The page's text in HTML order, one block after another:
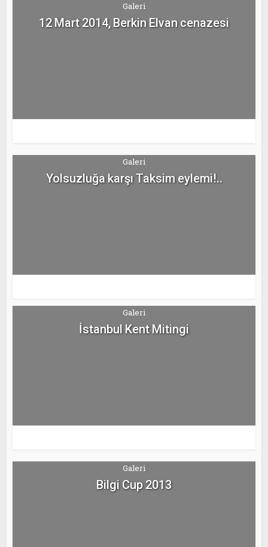
Galeri
12 Mart 2014, Berkin Elvan cenazesi
Galeri
Yolsuzluğa karşı Taksim eylemi!..
Galeri
İstanbul Kent Mitingi
Galeri
Bilgi Cup 2013